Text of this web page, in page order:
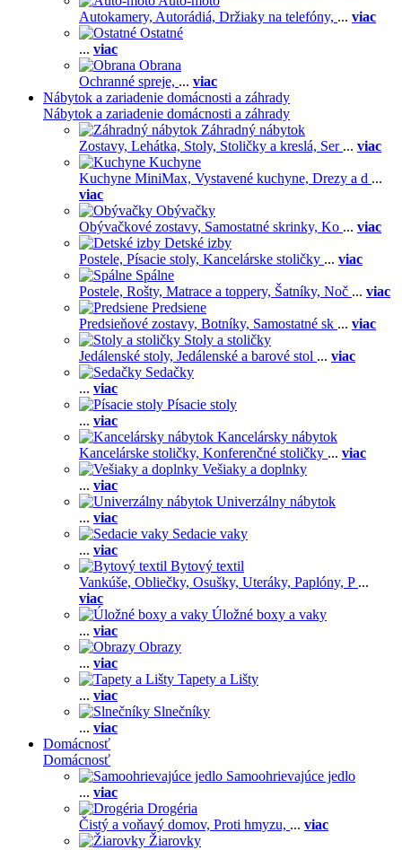
Autokamery, Autorádiá, Držiaky na telefóny, ... viac
Ostatné
... viac
Obrana
Ochranné spreje, ... viac
Nábytok a zariadenie domácnosti a záhrady
Nábytok a zariadenie domácnosti a záhrady
Záhradný nábytok
Zostavy, Lehátka, Stoly, Stoličky a kreslá, Ser ... viac
Kuchyne
Kuchyne MiniMax, Vystavené kuchyne, Drezy a d ...
viac
Obývačky
Obývačkové zostavy, Samostatné skrinky, Ko ... viac
Detské izby
Postele, Písacie stoly, Kancelárske stoličky ... viac
Spálne
Postele, Rošty, Matrace a toppery, Šatníky, Noč ... viac
Predsiene
Predsieňové zostavy, Botníky, Samostatné sk ... viac
Stoly a stoličky
Jedálenské stoly, Jedálenské a barové stol ... viac
Sedačky
... viac
Písacie stoly
... viac
Kancelársky nábytok
Kancelárske stoličky, Konferenčné stoličky ... viac
Vešiaky a doplnky
... viac
Univerzálny nábytok
... viac
Sedacie vaky
... viac
Bytový textil
Vankúše, Obliečky, Osušky, Uteráky, Paplóny, P ...
viac
Úložné boxy a vaky
... viac
Obrazy
... viac
Tapety a Lišty
... viac
Slnečníky
... viac
Domácnosť
Domácnosť
Samoohrievajúce jedlo
... viac
Drogéria
Čistý a voňavý domov, Proti hmyzu, ... viac
Žiarovky